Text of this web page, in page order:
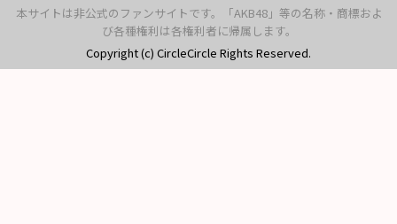
本サイトは非公式のファンサイトです。「AKB48」等の名称・商標およ
び各種権利は各権利者に帰属します。
Copyright (c) CircleCircle Rights Reserved.